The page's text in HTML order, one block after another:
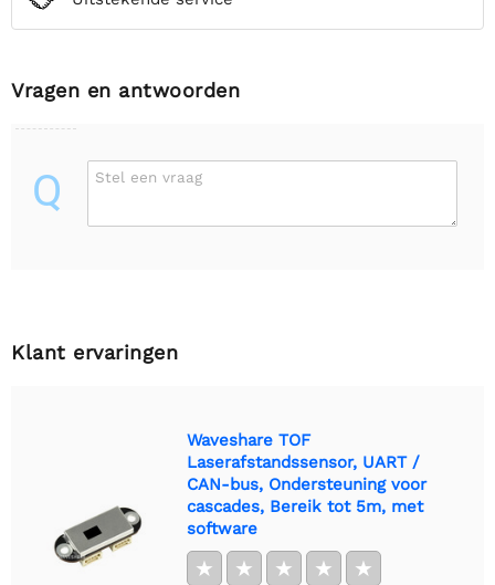
Vragen en antwoorden
Q Stel een vraag
Klant ervaringen
Waveshare TOF
Laserafstandssensor, UART /
CAN-bus, Ondersteuning voor
cascades, Bereik tot 5m, met
software
★ ★ ★ ★ ★